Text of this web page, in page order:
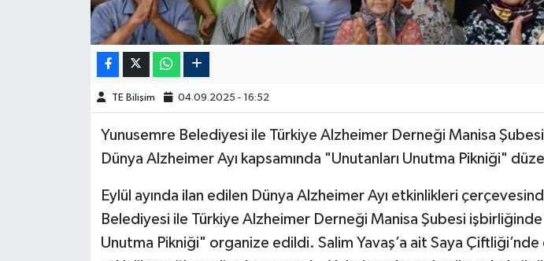
TE Bilişim 04.09.2025 - 16:52
Yunusemre Belediyesi ile Türkiye Alzheimer Derneği Manisa
Dünya Alzheimer Ayı kapsamında "Unutanları Unutma Pikniği"
Eylül ayında ilan edilen Dünya Alzheimer Ayı etkinlikleri
Belediyesi ile Türkiye Alzheimer Derneği Manisa Şubesi işbirliğinde
Unutma Pikniği" organize edildi. Salim Yavaş’a ait Saya